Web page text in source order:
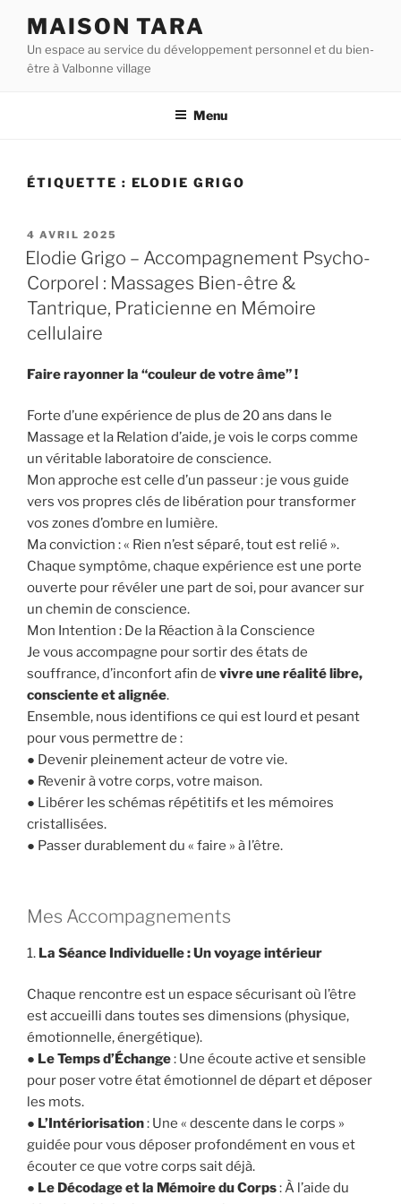
contenu
principal
MAISON TARA
Un espace au service du développement personnel et du bien-
être à Valbonne village
Menu
ÉTIQUETTE : ELODIE GRIGO
PUBLIÉ
LE
4 AVRIL 2025
Elodie Grigo – Accompagnement Psycho-
Corporel : Massages Bien-être &
Tantrique, Praticienne en Mémoire
cellulaire
Faire rayonner la “couleur de votre âme” !
Forte d’une expérience de plus de 20 ans dans le
Massage et la Relation d’aide, je vois le corps comme
un véritable laboratoire de conscience.
Mon approche est celle d’un passeur : je vous guide
vers vos propres clés de libération pour transformer
vos zones d’ombre en lumière.
Ma conviction : « Rien n’est séparé, tout est relié ».
Chaque symptôme, chaque expérience est une porte
ouverte pour révéler une part de soi, pour avancer sur
un chemin de conscience.
Mon Intention : De la Réaction à la Conscience
Je vous accompagne pour sortir des états de
souffrance, d’inconfort afin de vivre une réalité libre,
consciente et alignée.
Ensemble, nous identifions ce qui est lourd et pesant
pour vous permettre de :
● Devenir pleinement acteur de votre vie.
● Revenir à votre corps, votre maison.
● Libérer les schémas répétitifs et les mémoires
cristallisées.
● Passer durablement du « faire » à l’être.
Mes Accompagnements
1. La Séance Individuelle : Un voyage intérieur
Chaque rencontre est un espace sécurisant où l’être
est accueilli dans toutes ses dimensions (physique,
émotionnelle, énergétique).
● Le Temps d’Échange: Une écoute active et sensible
pour poser votre état émotionnel de départ et déposer
les mots.
● L’Intériorisation: Une « descente dans le corps »
guidée pour vous déposer profondément en vous et
écouter ce que votre corps sait déjà.
● Le Décodage et la Mémoire du Corps: À l’aide du